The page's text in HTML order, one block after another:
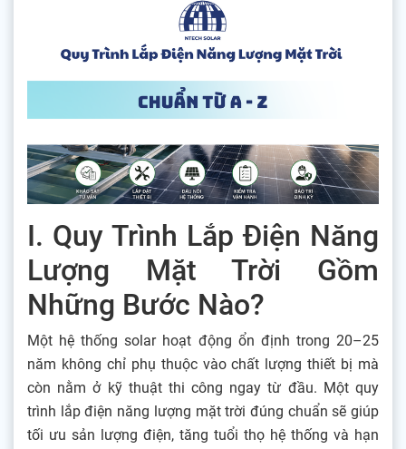
I. Quy Trình Lắp Điện Năng
Lượng Mặt Trời Gồm
Những Bước Nào?
Một hệ thống solar hoạt động ổn định trong 20–25
năm không chỉ phụ thuộc vào chất lượng thiết bị mà
còn nằm ở kỹ thuật thi công ngay từ đầu. Một quy
trình lắp điện năng lượng mặt trời đúng chuẩn sẽ giúp
tối ưu sản lượng điện, tăng tuổi thọ hệ thống và hạn